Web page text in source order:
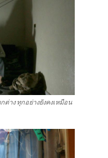
าง ทุกอย่างยังคงเหมือน